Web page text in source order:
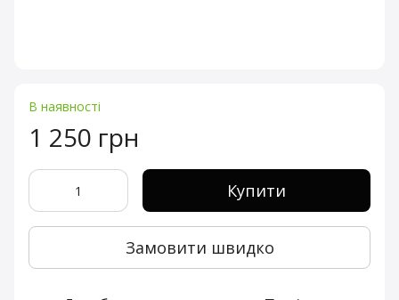
В наявності
1 250 грн
Купити
Замовити швидко